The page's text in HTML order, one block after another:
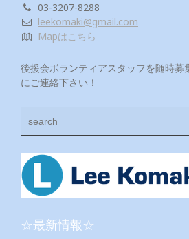
03-3207-8288
leekomaki@gmail.com
Mapはこちら
後援会ボランティアスタッフを随時募
にご連絡下さい！
☆最新情報☆